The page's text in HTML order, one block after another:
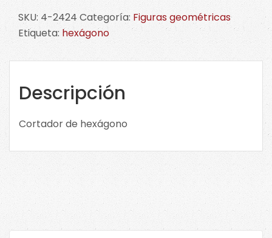
hexágono
4-
2424
cantidad
SKU: 4-2424 Categoría: Figuras geométricas
Etiqueta: hexágono
Descripción
Cortador de hexágono